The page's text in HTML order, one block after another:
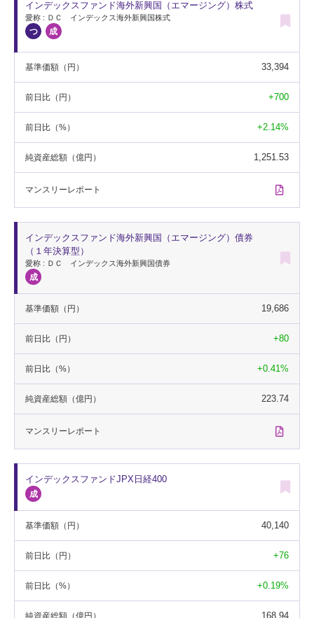
インデックスファンド海外新興国（エマージング）株式
愛称 : ＤＣ インデックス海外新興国株式
基準価額 （円） 33,394
前日比 （円） +700
前日比 （%） +2.14%
純資産総額 （億円） 1,251.53
マンスリーレポート
インデックスファンド海外新興国（エマージング）債券
（１年決算型）
愛称 : ＤＣ インデックス海外新興国債券
基準価額 （円） 19,686
前日比 （円） +80
前日比 （%） +0.41%
純資産総額 （億円） 223.74
マンスリーレポート
インデックスファンドJPX日経400
基準価額 （円） 40,140
前日比 （円） +76
前日比 （%） +0.19%
純資産総額 （億円） 168.94